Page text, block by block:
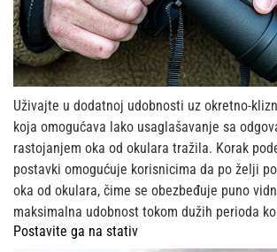
Uživajte u dodatnoj udobnosti uz okretno-
koja omogućava lako usaglašavanje sa
rastojanjem oka od okulara tražila. Korak
postavki omogućuje korisnicima da po želji
oka od okulara, čime se obezbeđuje puno
maksimalna udobnost tokom dužih perioda
Postavite ga na stativ